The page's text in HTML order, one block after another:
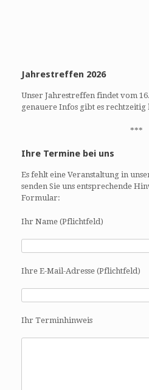
Jahrestreffen 2026
Unser Jahrestreffen findet vom
genauere Infos gibt es rechtzeitig
***
Ihre Termine bei uns
Es fehlt eine Veranstaltung in
senden Sie uns entsprechende
Formular:
Ihr Name (Pflichtfeld)
Ihre E-Mail-Adresse (Pflichtfeld)
Ihr Terminhinweis